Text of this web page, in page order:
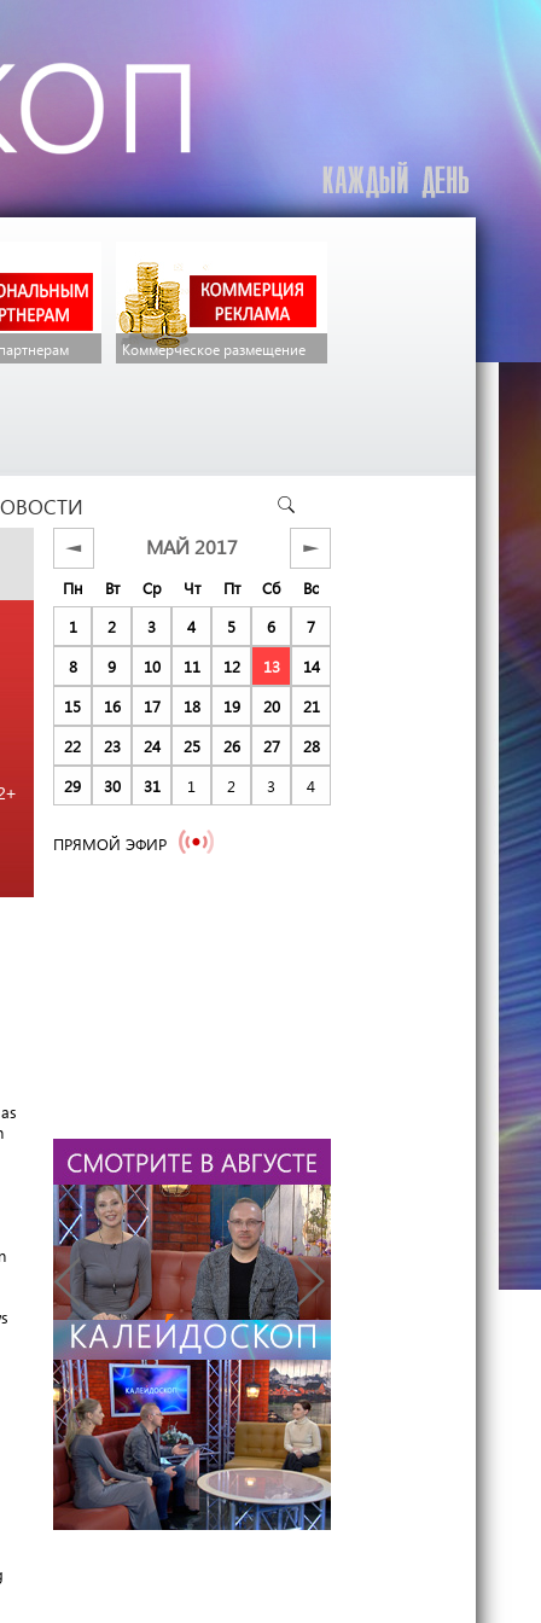
Коммерческое размещение
◄ МАЙ 2017 ►
Пн Вт Ср Чт Пт Сб
Вс
1
2 3 4 5 6
7
8
9 10 11 12 13
14
15
16 17 18 19 20
21
22
23 24 25 26 27
28
29
30 31 1 2 3 4
ПРЯМОЙ ЭФИР